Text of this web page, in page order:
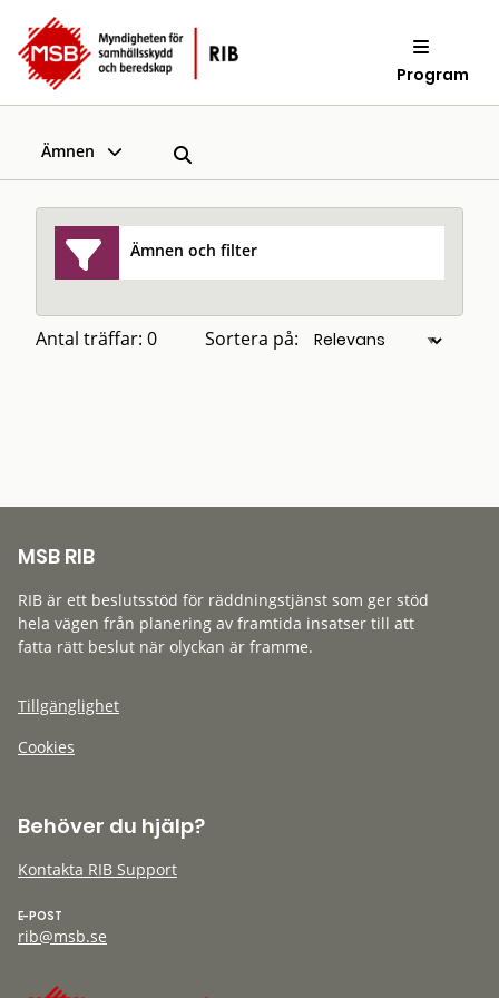
Program
Ämnen
Ämnen och filter
Antal träffar: 0 Sortera på:
MSB RIB
RIB är ett beslutsstöd för räddningstjänst som ger stöd
hela vägen från planering av framtida insatser till att
fatta rätt beslut när olyckan är framme.
Tillgänglighet
Cookies
Behöver du hjälp?
Kontakta RIB Support
E-POST
rib@msb.se